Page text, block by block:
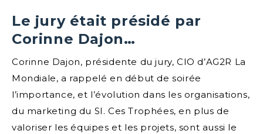
Le jury était présidé par
Corinne Dajon…
Corinne Dajon, présidente du jury, CIO d’AG2R La
Mondiale, a rappelé en début de soirée
l’importance, et l’évolution dans les organisations,
du marketing du SI. Ces Trophées, en plus de
valoriser les équipes et les projets, sont aussi le